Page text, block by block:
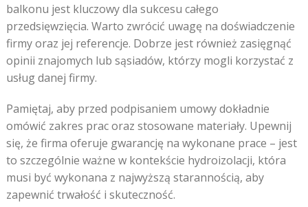
balkonu jest kluczowy dla sukcesu całego
przedsięwzięcia. Warto zwrócić uwagę na doświadczenie
firmy oraz jej referencje. Dobrze jest również zasięgnąć
opinii znajomych lub sąsiadów, którzy mogli korzystać z
usług danej firmy.
Pamiętaj, aby przed podpisaniem umowy dokładnie
omówić zakres prac oraz stosowane materiały. Upewnij
się, że firma oferuje gwarancję na wykonane prace – jest
to szczególnie ważne w kontekście hydroizolacji, która
musi być wykonana z najwyższą starannością, aby
zapewnić trwałość i skuteczność.